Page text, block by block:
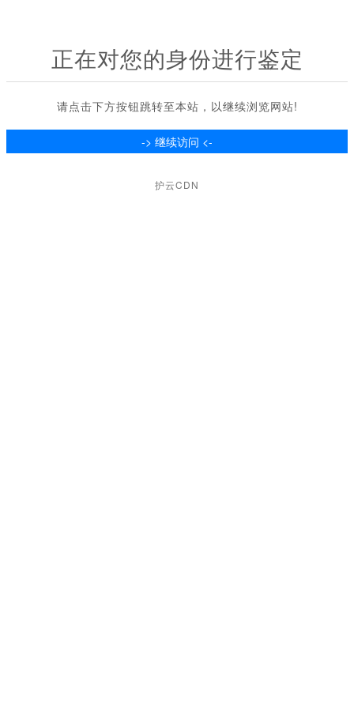
正在对您的身份进行鉴定
请点击下方按钮跳转至本站，以继续浏览网站!
护云CDN